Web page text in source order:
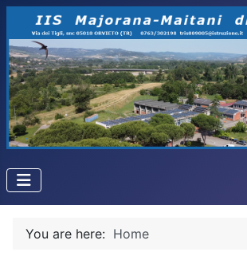
You are here: Home